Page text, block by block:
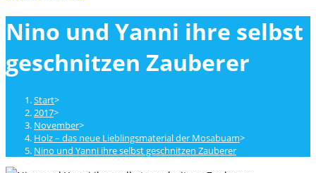
close
the
search
Nino und Yanni ihre selbst
geschnitzen Zauberer
Start>
2017>
November>
Holz – das neue Lieblingsmaterial der Mosabuam>
Nino und Yanni ihre selbst geschnitzen Zauberer